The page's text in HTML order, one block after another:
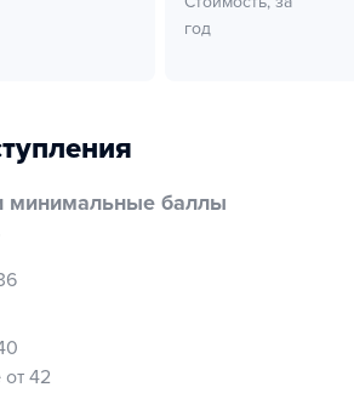
год
минимальные баллы
от 42